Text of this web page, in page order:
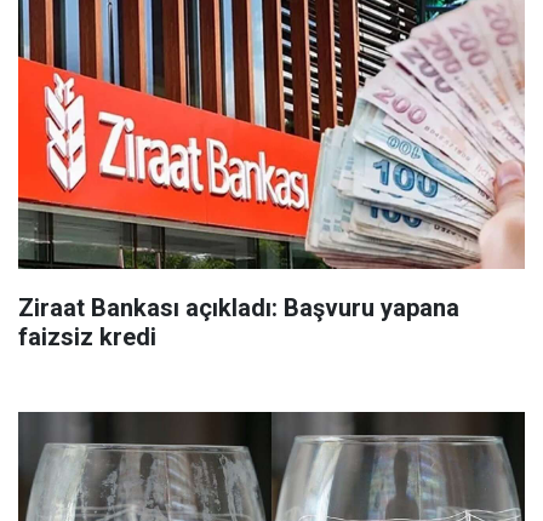
Ziraat Bankası açıkladı: Başvuru yapana
faizsiz kredi